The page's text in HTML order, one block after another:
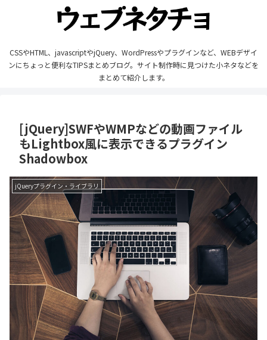
CSSやHTML、javascriptやjQuery、WordPressやプラグインなど、WEBデザイ
ンにちょっと便利なTIPSまとめブログ。サイト制作時に見つけた小ネタなどを
まとめて紹介します。
[jQuery]SWFやWMPなどの動画ファイル
もLightbox風に表示できるプラグイン
Shadowbox
jQueryプラグイン・ライブラリ